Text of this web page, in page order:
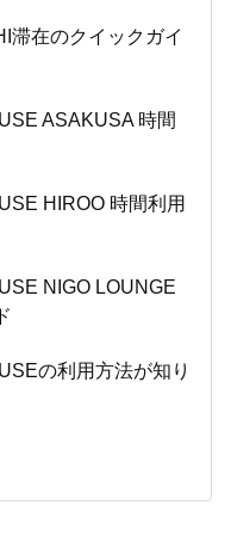
滞在のクイックガイ
ASAKUSA 時間
HIROO 時間利用
NIGO LOUNGE
の利用方法が知り